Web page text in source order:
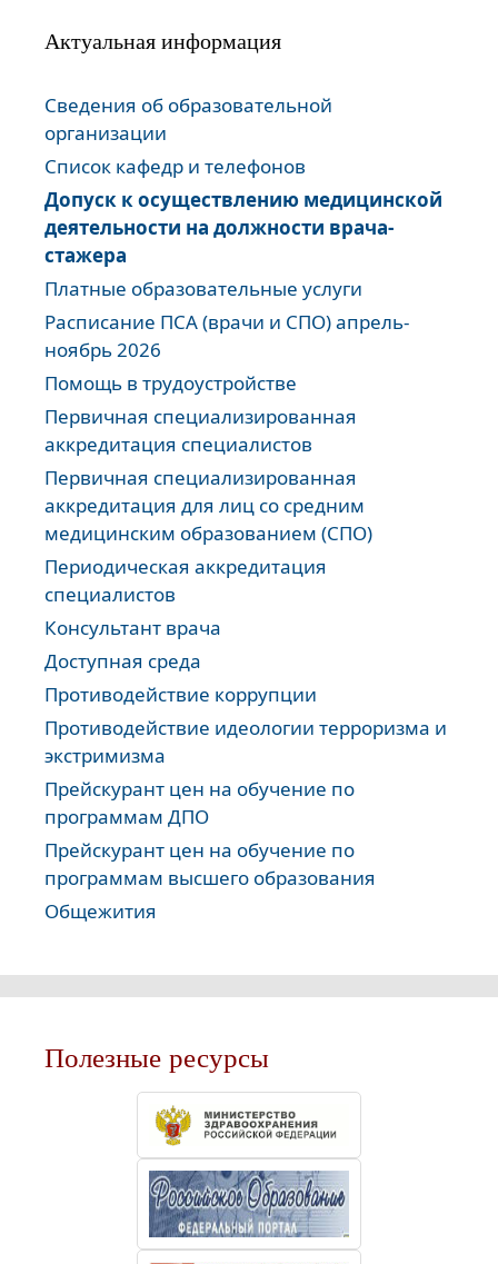
Актуальная информация
Сведения об образовательной
организации
Список кафедр и телефонов
Допуск к осуществлению медицинской
деятельности на должности врача-
стажера
Платные образовательные услуги
Расписание ПСА (врачи и СПО) апрель-
ноябрь 2026
Помощь в трудоустройстве
Первичная специализированная
аккредитация специалистов
Первичная специализированная
аккредитация для лиц со средним
медицинским образованием (СПО)
Периодическая аккредитация
специалистов
Консультант врача
Доступная среда
Противодействие коррупции
Противодействие идеологии терроризма и
экстримизма
Прейскурант цен на обучение по
программам ДПО
Прейскурант цен на обучение по
программам высшего образования
Общежития
Полезные ресурсы